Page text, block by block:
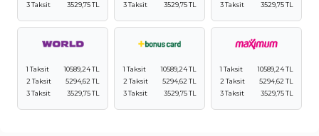
3 Taksit
3529,75 TL
3 Taksit
3529,75 TL
3 Taksit
3529,75 TL
1 Taksit
10589,24 TL
2 Taksit
5294,62 TL
3 Taksit
3529,75 TL
1 Taksit
10589,24 TL
2 Taksit
5294,62 TL
3 Taksit
3529,75 TL
1 Taksit
10589,24 TL
2 Taksit
5294,62 TL
3 Taksit
3529,75 TL